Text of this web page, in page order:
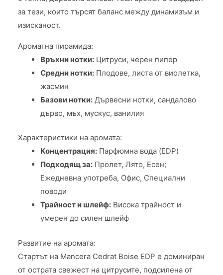
за тези, които търсят баланс между динамизъм и
изисканост.
Ароматна пирамида:
Връхни нотки: Цитруси, черен пипер
Средни нотки: Плодове, листа от виолетка,
жасмин
Базови нотки: Дървесни нотки, сандалово
дърво, мъх, мускус, ванилия
Характеристики на аромата:
Концентрация: Парфюмна вода (EDP)
Подходящ за: Пролет, Лято, Есен;
Ежедневна употреба, Офис, Специални
поводи
Трайност и шлейф: Висока трайност и
умерен до силен шлейф
Развитие на аромата:
Стартът на Mancera Cedrat Boise EDP е доминиран
от острата свежест на цитрусите, подсилена от